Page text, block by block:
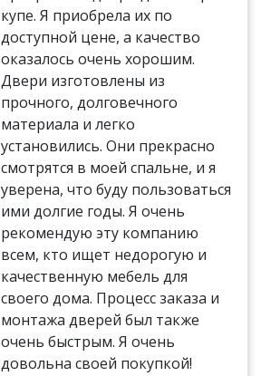
купе. Я приобрела их по
доступной цене, а качество
оказалось очень хорошим.
Двери изготовлены из
прочного, долговечного
материала и легко
установились. Они прекрасно
смотрятся в моей спальне, и я
уверена, что буду пользоваться
ими долгие годы. Я очень
рекомендую эту компанию
всем, кто ищет недорогую и
качественную мебель для
своего дома. Процесс заказа и
монтажа дверей был также
очень быстрым. Я очень
довольна своей покупкой!